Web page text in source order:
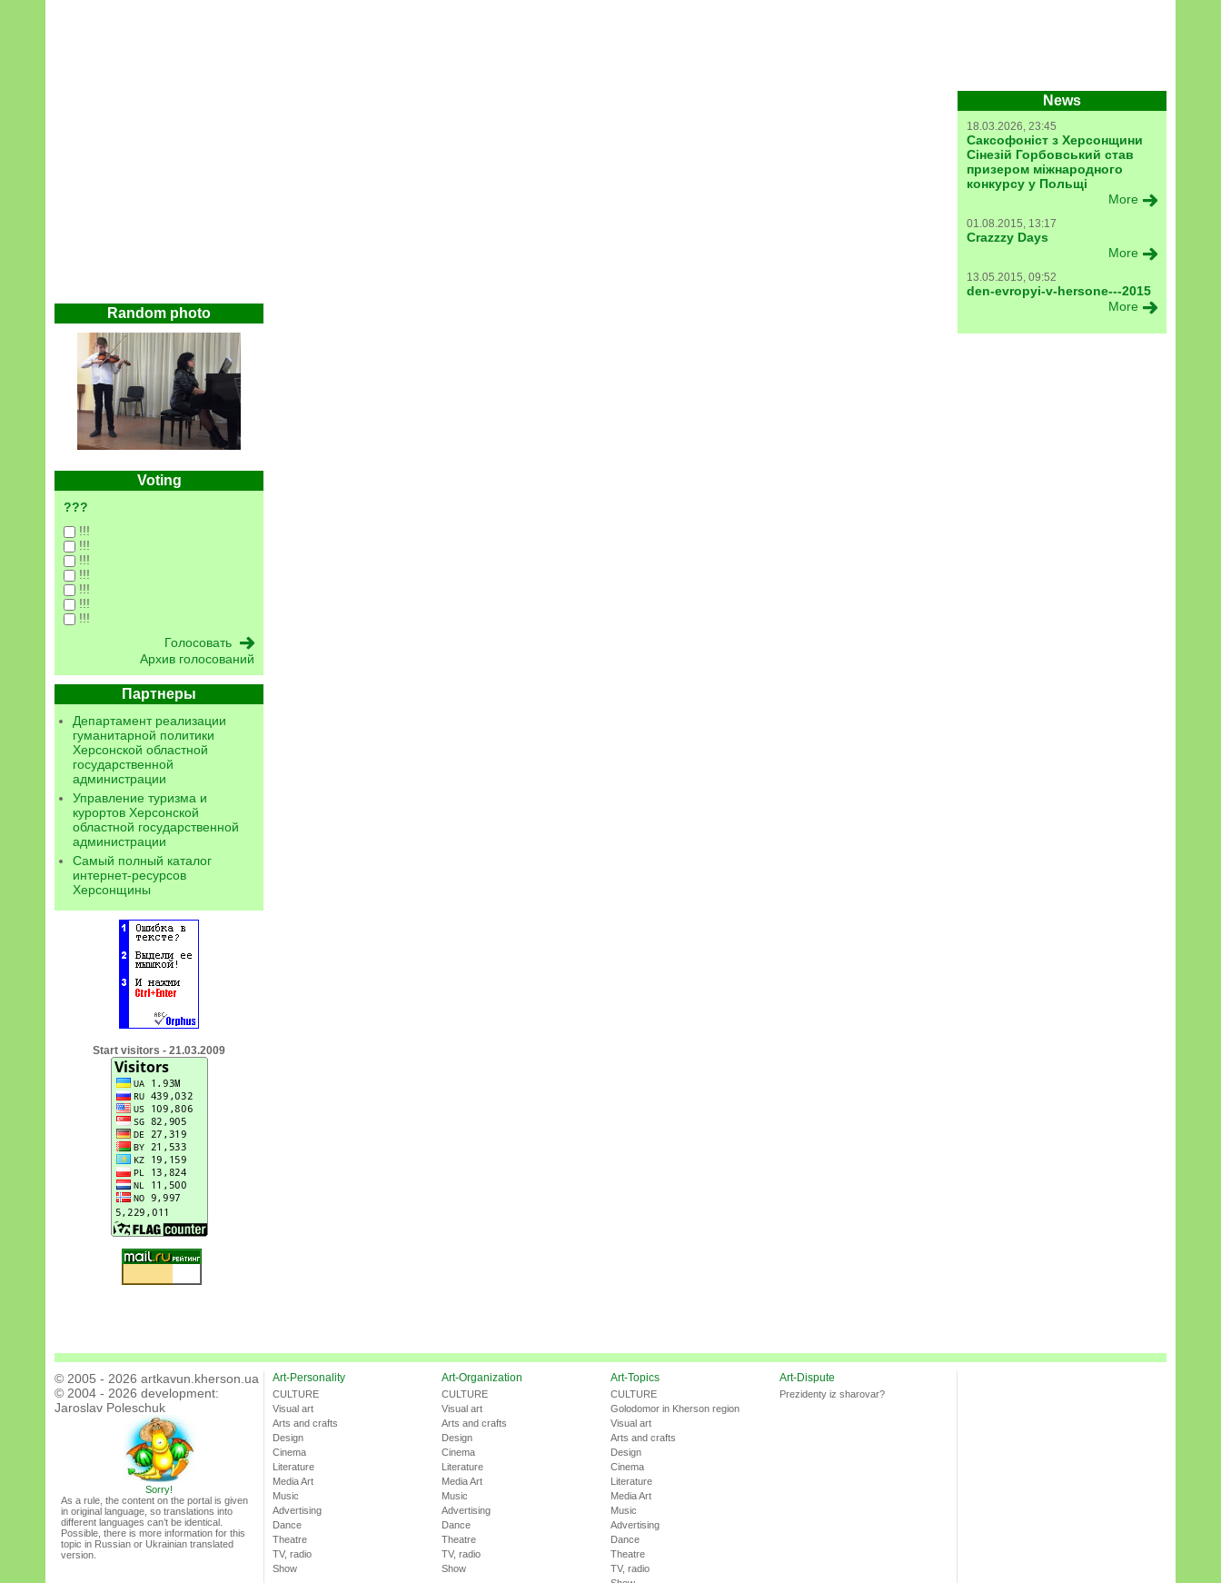
Random photo
Voting
???
!!!
!!!
!!!
!!!
!!!
!!!
!!!
Архив голосований
Партнеры
Департамент реализации
гуманитарной политики
Херсонской областной
государственной
администрации
Управление туризма и
курортов Херсонской
областной государственной
администрации
Самый полный каталог
интернет-ресурсов
Херсонщины
Start visitors - 21.03.2009
News
18.03.2026, 23:45
Саксофоніст з Херсонщини
Сінезій Горбовський став
призером міжнародного
конкурсу у Польщі
More
01.08.2015, 13:17
Crazzzy Days
More
13.05.2015, 09:52
den-evropyi-v-hersone---2015
More
© 2005 - 2026 artkavun.kherson.ua
© 2004 - 2026 development:
Jaroslav Poleschuk
Sorry!
As a rule, the content on the portal is given
in original language, so translations into
different languages can’t be identical.
Possible, there is more information for this
topic in Russian or Ukrainian translated
version.
Art-Personality
CULTURE
Visual art
Arts and crafts
Design
Cinema
Literature
Media Art
Music
Advertising
Dance
Theatre
TV, radio
Show
Art-Organization
CULTURE
Visual art
Arts and crafts
Design
Cinema
Literature
Media Art
Music
Advertising
Dance
Theatre
TV, radio
Show
Art-Topics
CULTURE
Golodomor in Kherson region
Visual art
Arts and crafts
Design
Cinema
Literature
Media Art
Music
Advertising
Dance
Theatre
TV, radio
Art-Dispute
Prezidenty iz sharovar?